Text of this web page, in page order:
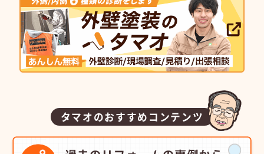
タマオのおすすめコンテンツ